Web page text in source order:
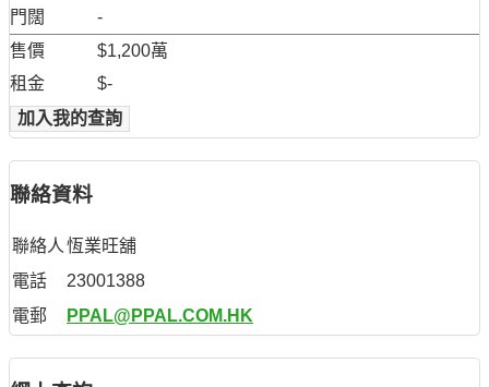
門闊
-
售價
$1,200萬
租金
$-
加入我的查詢
聯絡資料
聯絡人恆業旺舖
電話
23001388
電郵
PPAL@PPAL.COM.HK